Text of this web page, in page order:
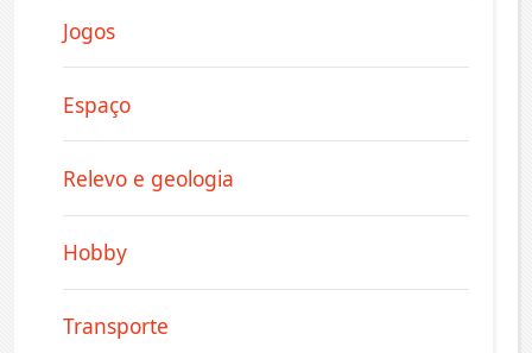
Jogos
Espaço
Relevo e geologia
Hobby
Transporte